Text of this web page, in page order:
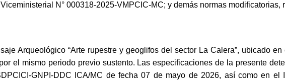
N° 000318-2025-VMPCIC-MC; y demás normas modificatorias,
Arqueológico “Arte rupestre y geoglifos del sector La Calera”, ubicado
el mismo periodo previo sustento. Las especificaciones de la presente
GNPI-DDC ICA/MC de fecha 07 de mayo de 2026, así como en el